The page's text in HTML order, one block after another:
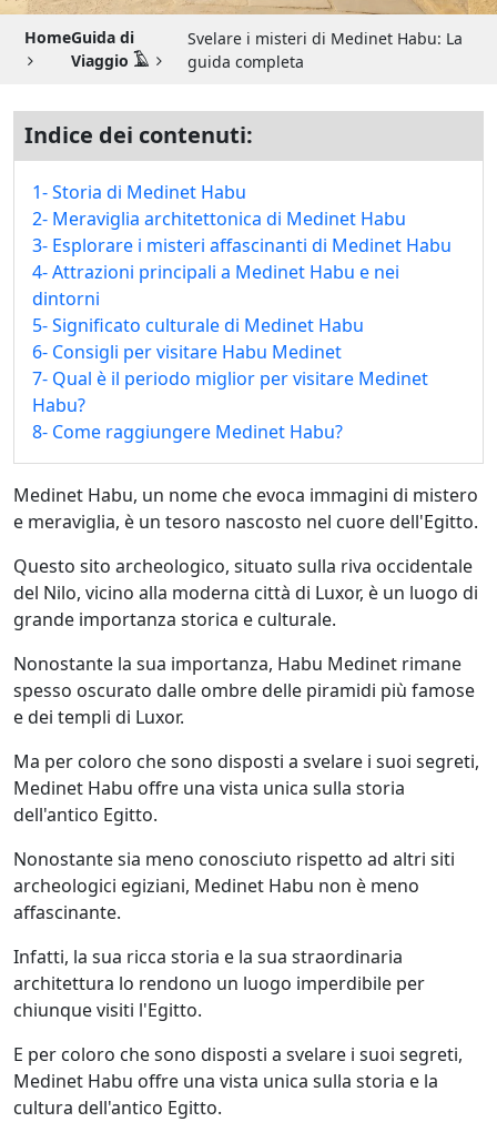
Guida di Viaggio 𓉔
Guida di Viaggio Giordania
HomeGuida di
Viaggio 𓄿
Svelare i misteri di Medinet Habu: La
guida completa
Indice dei contenuti:
1- Storia di Medinet Habu
2- Meraviglia architettonica di Medinet Habu
3- Esplorare i misteri affascinanti di Medinet Habu
4- Attrazioni principali a Medinet Habu e nei
dintorni
5- Significato culturale di Medinet Habu
6- Consigli per visitare Habu Medinet
7- Qual è il periodo miglior per visitare Medinet
Habu?
8- Come raggiungere Medinet Habu?
Medinet Habu, un nome che evoca immagini di mistero
e meraviglia, è un tesoro nascosto nel cuore dell'Egitto.
Questo sito archeologico, situato sulla riva occidentale
del Nilo, vicino alla moderna città di Luxor, è un luogo di
grande importanza storica e culturale.
Nonostante la sua importanza, Habu Medinet rimane
spesso oscurato dalle ombre delle piramidi più famose
e dei templi di Luxor.
Ma per coloro che sono disposti a svelare i suoi segreti,
Medinet Habu offre una vista unica sulla storia
dell'antico Egitto.
Nonostante sia meno conosciuto rispetto ad altri siti
archeologici egiziani, Medinet Habu non è meno
affascinante.
Infatti, la sua ricca storia e la sua straordinaria
architettura lo rendono un luogo imperdibile per
chiunque visiti l'Egitto.
E per coloro che sono disposti a svelare i suoi segreti,
Medinet Habu offre una vista unica sulla storia e la
cultura dell'antico Egitto.